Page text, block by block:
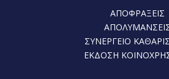
ΑΠΟΦΡΑΞΕΙΣ
ΣΥΝΕΡΓΕΙΟ
ΕΚΔΟΣΗ